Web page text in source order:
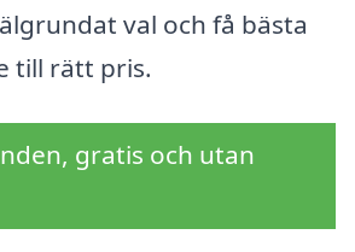
val och få bästa
till rätt pris.
gratis och utan